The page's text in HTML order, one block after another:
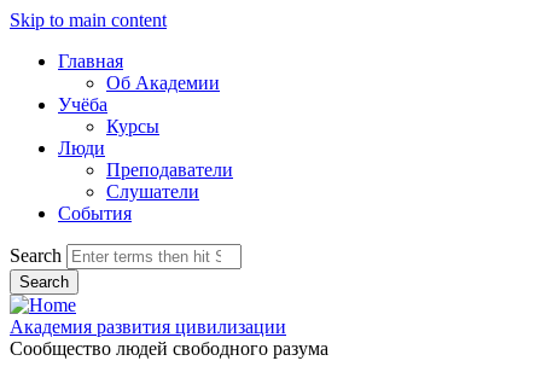
Skip to main content
Главная
Об Академии
Учёба
Курсы
Люди
Преподаватели
Слушатели
События
Search
Академия развития цивилизации
Сообщество людей свободного разума